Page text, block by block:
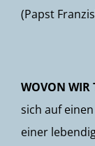
(Papst
WOVON WIR
sich auf
einer